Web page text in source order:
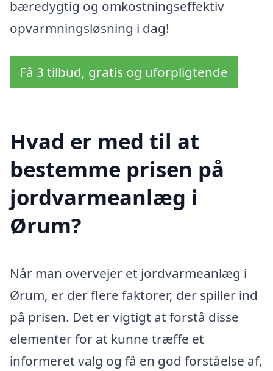
bæredygtig og omkostningseffektiv
opvarmningsløsning i dag!
Få 3 tilbud, gratis og uforpligtende
Hvad er med til at
bestemme prisen på
jordvarmeanlæg i
Ørum?
Når man overvejer et jordvarmeanlæg i
Ørum, er der flere faktorer, der spiller ind
på prisen. Det er vigtigt at forstå disse
elementer for at kunne træffe et
informeret valg og få en god forståelse af,